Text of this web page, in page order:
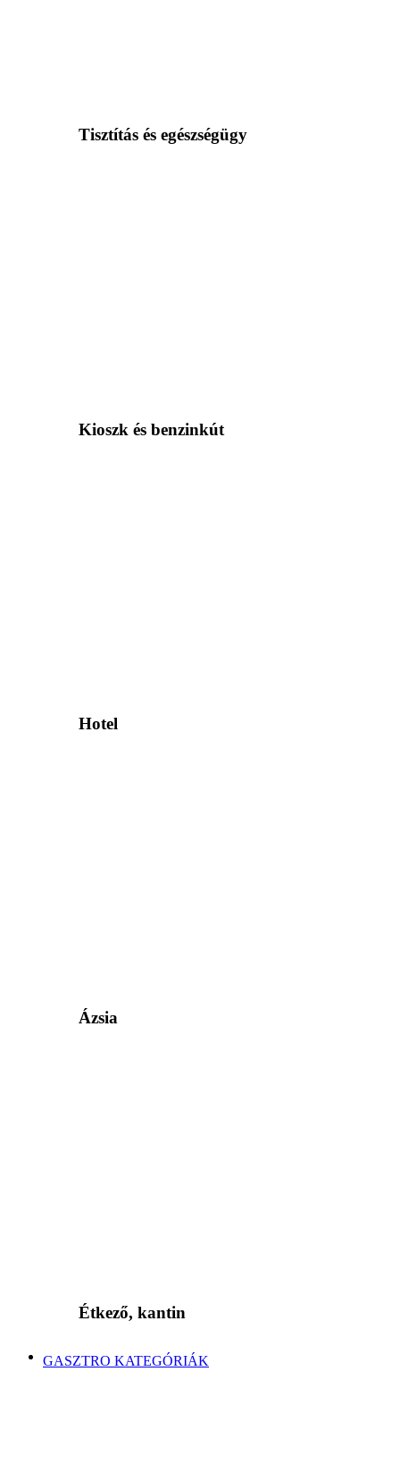
Tisztítás és egészségügy
Kioszk és benzinkút
Hotel
Ázsia
Étkező, kantin
GASZTRO KATEGÓRIÁK